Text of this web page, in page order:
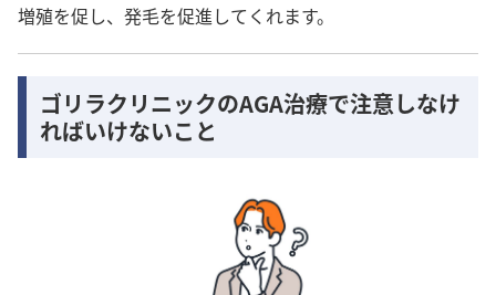
増殖を促し、発毛を促進してくれます。
ゴリラクリニックのAGA治療で注意しなけ
ればいけないこと